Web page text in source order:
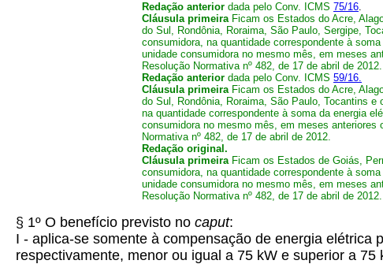
Redação anterior dada pelo Conv. ICMS 75/16.
Cláusula primeiraFicam os Estados do Acre,
do Sul, Rondônia, Roraima, São Paulo, Sergipe,
consumidora, na quantidade correspondente à
unidade consumidora no mesmo mês, em meses
Resolução Normativa nº 482, de 17 de abril de 2012.
Redação anterior dada pelo Conv. ICMS 59/16.
Cláusula primeiraFicam os Estados do Acre,
do Sul, Rondônia, Roraima, São Paulo, Tocantins
na quantidade correspondente à soma da energia
consumidora no mesmo mês, em meses
Normativa nº 482, de 17 de abril de 2012.
Redação original.
Cláusula primeira Ficam os Estados de Goiás,
consumidora, na quantidade correspondente à
unidade consumidora no mesmo mês, em meses
Resolução Normativa nº 482, de 17 de abril de 2012.
§ 1º O benefício previsto no caput:
I - aplica-se somente à compensação de energia
respectivamente, menor ou igual a 75 kW e superior a 75